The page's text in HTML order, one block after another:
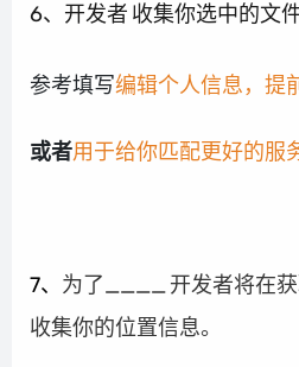
6、开发者 收集你选中的文
参考填写编辑个人信息，提
或者用于给你匹配更好的服
7、 为了____开发者将在
收集你的位置信息。